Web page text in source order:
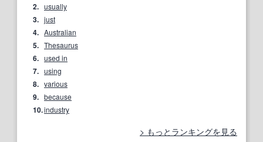
2. usually
3. just
4. Australian
5. Thesaurus
6. used in
7. using
8. various
9. because
10.industry
もっとランキングを見る